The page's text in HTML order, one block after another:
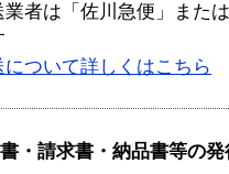
者は「佐川急便」また
について詳しくはこちら
・請求書・納品書等の